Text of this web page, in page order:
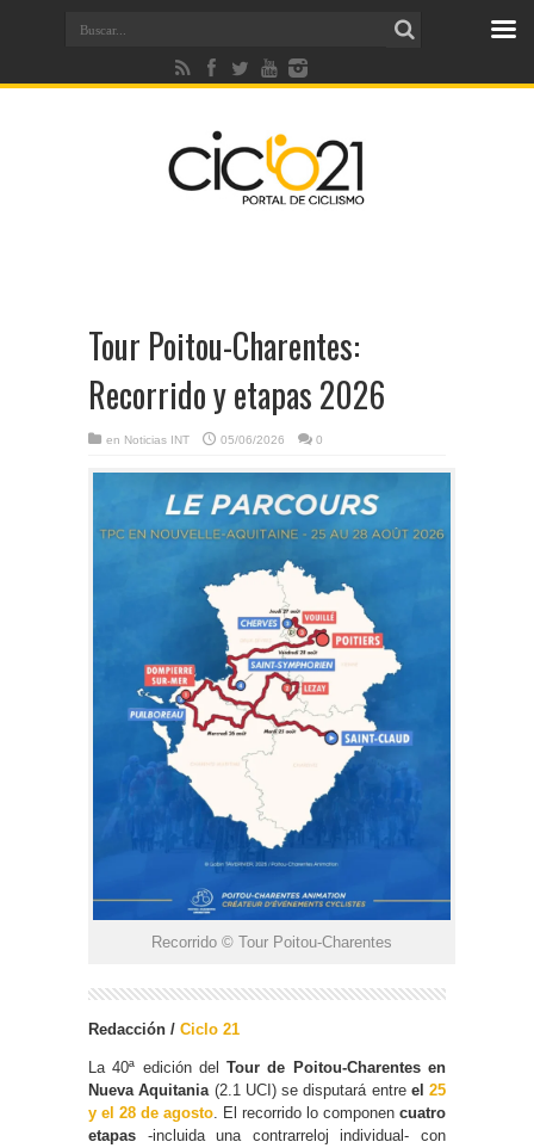
Tour Poitou-Charentes:
Recorrido y etapas 2026
en Noticias INT 05/06/2026 0
Recorrido © Tour Poitou-Charentes
Redacción / Ciclo 21
La 40ª edición delTour de Poitou-Charentes en
Nueva Aquitania(2.1 UCI) se disputará entre el 25
y el 28 de agosto. El recorrido lo componen cuatro
etapas -incluida una contrarreloj individual- con